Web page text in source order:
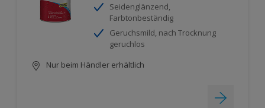
Seidenglänzend,
Farbtonbeständig
Geruchsmild, nach Trocknung
geruchlos
Nur beim Händler erhältlich